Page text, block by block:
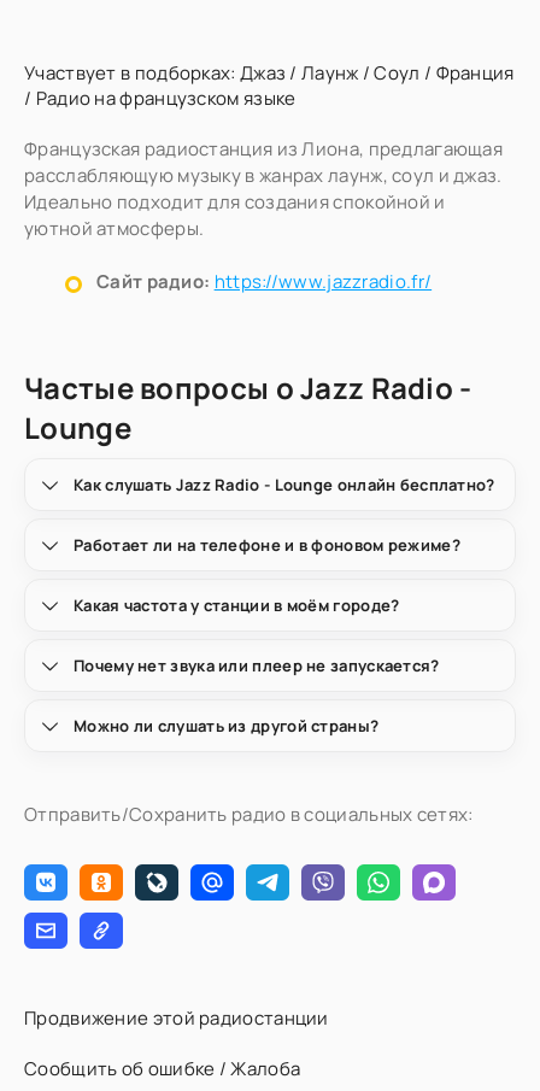
Участвует в подборках: Джаз /Лаунж /Соул / Франция
/ Радио на французском языке
Французская радиостанция из Лиона, предлагающая
расслабляющую музыку в жанрах лаунж, соул и джаз.
Идеально подходит для создания спокойной и
уютной атмосферы.
Сайт радио: https://www.jazzradio.fr/
Частые вопросы о Jazz Radio -
Lounge
Как слушать Jazz Radio - Lounge онлайн бесплатно?
Работает ли на телефоне и в фоновом режиме?
Какая частота у станции в моём городе?
Почему нет звука или плеер не запускается?
Можно ли слушать из другой страны?
Отправить/Сохранить радио в социальных сетях:
Продвижение этой радиостанции
Сообщить об ошибке / Жалоба